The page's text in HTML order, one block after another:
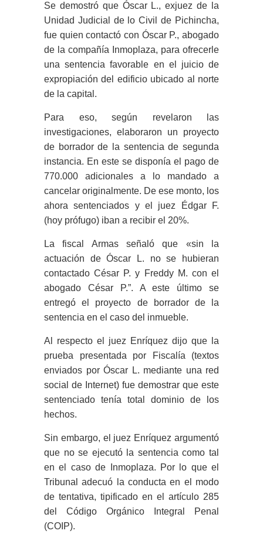
Se demostró que Óscar L., exjuez de la
Unidad Judicial de lo Civil de Pichincha,
fue quien contactó con Óscar P., abogado
de la compañía Inmoplaza, para ofrecerle
una sentencia favorable en el juicio de
expropiación del edificio ubicado al norte
de la capital.
Para eso, según revelaron las
investigaciones, elaboraron un proyecto
de borrador de la sentencia de segunda
instancia. En este se disponía el pago de
770.000 adicionales a lo mandado a
cancelar originalmente. De ese monto, los
ahora sentenciados y el juez Édgar F.
(hoy prófugo) iban a recibir el 20%.
La fiscal Armas señaló que «sin la
actuación de Óscar L. no se hubieran
contactado César P. y Freddy M. con el
abogado César P.”. A este último se
entregó el proyecto de borrador de la
sentencia en el caso del inmueble.
Al respecto el juez Enríquez dijo que la
prueba presentada por Fiscalía (textos
enviados por Óscar L. mediante una red
social de Internet) fue demostrar que este
sentenciado tenía total dominio de los
hechos.
Sin embargo, el juez Enríquez argumentó
que no se ejecutó la sentencia como tal
en el caso de Inmoplaza. Por lo que el
Tribunal adecuó la conducta en el modo
de tentativa, tipificado en el artículo 285
del Código Orgánico Integral Penal
(COIP).